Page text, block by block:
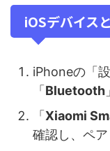
iOSデバイス
iPhoneの「
「Bluetooth
「Xiaomi
確認し、ペア